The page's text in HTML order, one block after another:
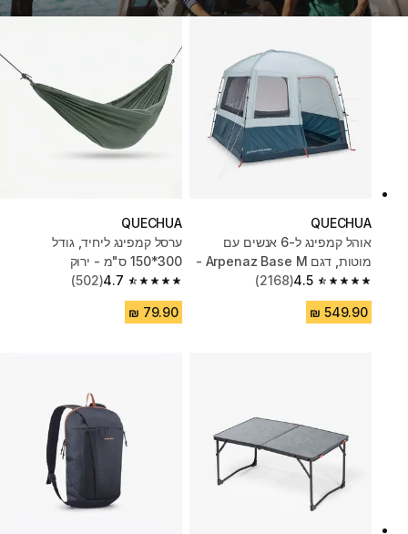
QUECHUA
אוהל קמפינג ל-6 אנשים עם
מוטות, דגם Arpenaz Base M -
כחול/ירוק
4.5
4.5 out of 5 stars from 2168 reviews
(2168)
QUECHUA
ערסל קמפינג ליחיד, ‏גודל
300*‏150 ס"מ - ירוק
4.7
4.7 out of 5 stars from 502 reviews
(502)